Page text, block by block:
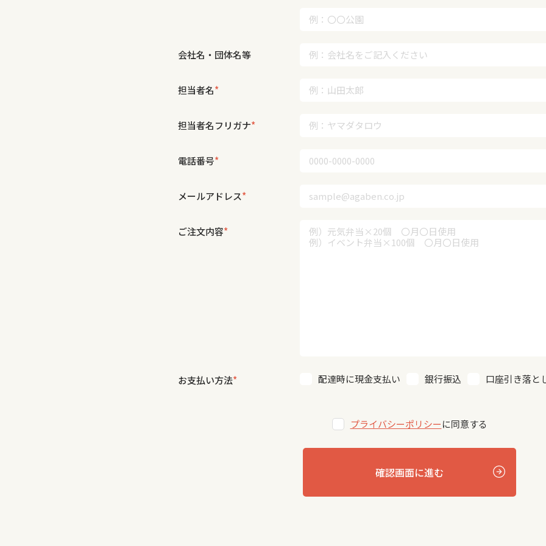
会社名・団体名等
担当者名*
担当者名フリガナ*
電話番号*
メールアドレス*
ご注文内容*
お支払い方法* 配達時に現金支払い 銀行振込 口座引き落と
プライバシーポリシーに同意する